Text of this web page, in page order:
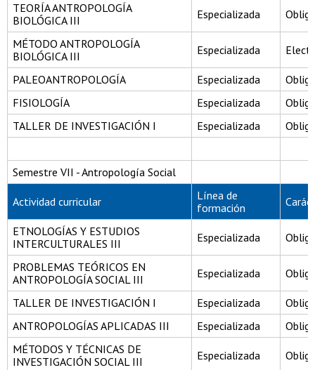
TEORÍA ANTROPOLOGÍA
BIOLÓGICA III
Especializada
MÉTODO ANTROPOLOGÍA
BIOLÓGICA III
Especializada
PALEOANTROPOLOGÍA Especializada
FISIOLOGÍA
Especializada
TALLER DE INVESTIGACIÓN I
Especializada
Semestre VII - Antropología Social
Actividad curricular
Línea de
formación
ETNOLOGÍAS Y ESTUDIOS
INTERCULTURALES III
Especializada
PROBLEMAS TEÓRICOS EN
ANTROPOLOGÍA SOCIAL III
Especializada
TALLER DE INVESTIGACIÓN I Especializada
ANTROPOLOGÍAS APLICADAS III
Especializada
MÉTODOS Y TÉCNICAS DE
INVESTIGACIÓN SOCIAL III
Especializada